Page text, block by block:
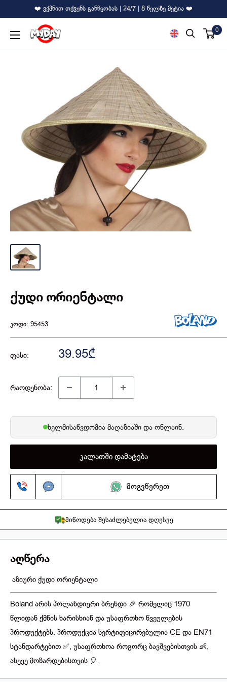
❤️ ვქმნით თქვენს განწყობას | 24/7 | 8 წელზე მეტია ❤️
MyDay 0
ქუდი ორიენტალი
კოდი: 95453
ფასი: 39.95₾
რაოდენობა:
ხელმისაწვდომია მაღაზიაში და ონლაინ.
კალათში დამატება
მოგვწერეთ
მიწოდება შესაძლებელია დღესვე
აღწერა
აზიური ქუდი ორიენტალი
Boland არის ჰოლანდიური ბრენდი 🎉 რომელიც 1970
წლიდან ქმნის ხარისხიან და უსაფრთხო წვეულების
პროდუქტებს. პროდუქცია სერტიფიცირებულია CE და EN71
სტანდარტებით ✅, უსაფრთხოა როგორც ბავშვებისთვის 👶,
ასევე მოზარდებისთვის 🎈.